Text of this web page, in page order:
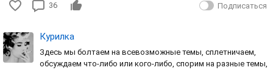
36 Подписаться
Курилка
Здесь мы болтаем на всевозможные темы, сплетничаем,
обсуждаем что-либо или кого-либо, спорим на разные темы,